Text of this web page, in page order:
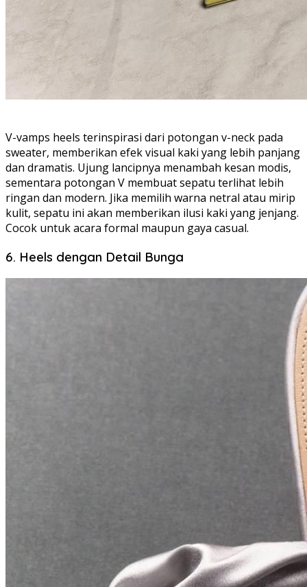
V-vamps heels terinspirasi dari potongan v-neck pada
sweater, memberikan efek visual kaki yang lebih panjang
dan dramatis. Ujung lancipnya menambah kesan modis,
sementara potongan V membuat sepatu terlihat lebih
ringan dan modern. Jika memilih warna netral atau mirip
kulit, sepatu ini akan memberikan ilusi kaki yang jenjang.
Cocok untuk acara formal maupun gaya casual.
6. Heels dengan Detail Bunga